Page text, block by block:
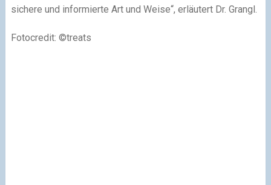
sichere und informierte Art und Weise“, erläutert Dr. Grangl.
Fotocredit: ©treats